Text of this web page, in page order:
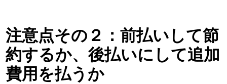
注意点その２：前払いして節
約するか、後払いにして追加
費用を払うか